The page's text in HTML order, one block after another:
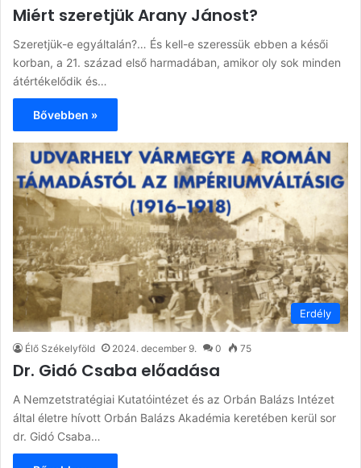
Miért szeretjük Arany Jánost?
Szeretjük-e egyáltalán?… És kell-e szeressük ebben a késői
korban, a 21. század első harmadában, amikor oly sok minden
átértékelődik és…
Bővebben »
Erdély
Élő Székelyföld 2024. december 9. 0 75
Dr. Gidó Csaba előadása
A Nemzetstratégiai Kutatóintézet és az Orbán Balázs Intézet
által életre hívott Orbán Balázs Akadémia keretében kerül sor
dr. Gidó Csaba…